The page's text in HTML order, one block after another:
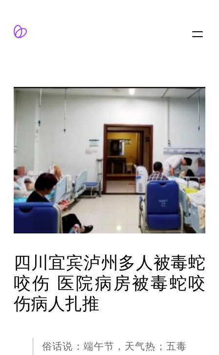
四川宜宾泸州多人被毒蛇
咬伤 医院病房被毒蛇咬
伤病人扎推
俗话说：端午节，天气热；五毒